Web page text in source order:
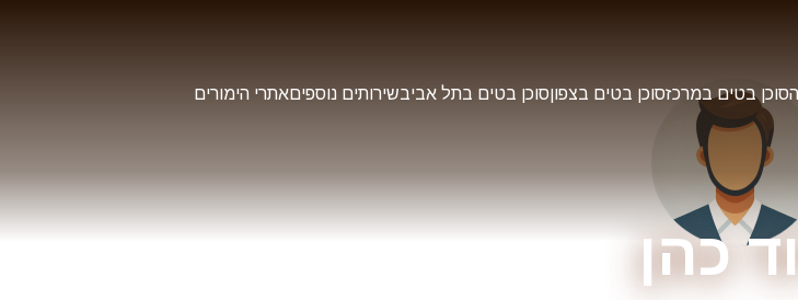
סוכן בטים במרכזסוכן בטים בצפוןסוכן בטים בתל אביבשירותים נוספיםאתרי הימורים
כהן